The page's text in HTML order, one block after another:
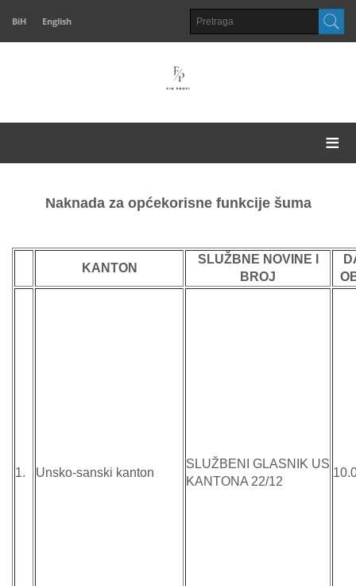
BiH English
≡
Naknada za općekorisne funkcije šuma
KANTON
SLUŽBNE NOVINE I
BROJ
1. Unsko-sanski kanton
SLUŽBENI GLASNIK US
KANTONA 22/12